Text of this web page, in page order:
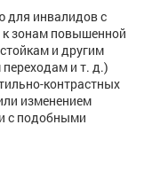
для инвалидов с
зонам повышенной
и другим
и т. д.)
контрастных
изменением
с подобными